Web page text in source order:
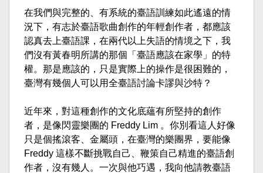
在我們與完整的、有系統的臺語訓練如此遙遠的情
況下，有志於臺語歌曲創作的年輕創作者，都應該
認真去上臺語課，在兩代以上失語的情境之下，我
們沒有黃春明所講的那個「臺語應該在家學」的特
權。那是應該的，只是實際上的操作是很困難的，
臺灣有幾個人可以用全臺語討論卡謬與沙特？
近年來，對這種創作的文化底蘊有所堅持的創作
者，是像閃靈樂團的 Freddy Lim 。你別看這人好像
只是個搖滾客、金屬頭，在臺灣的樂團界，要能像
Freddy 這樣不斷挑戰自己、鞭策自己精進的臺語創
作者，沒有幾人。一次與他巧遇，我向他請教臺語